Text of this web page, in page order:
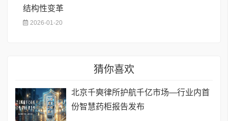
结构性变革
2026-01-20
猜你喜欢
北京千奭律所护航千亿市场—行业内首
份智慧药柜报告发布